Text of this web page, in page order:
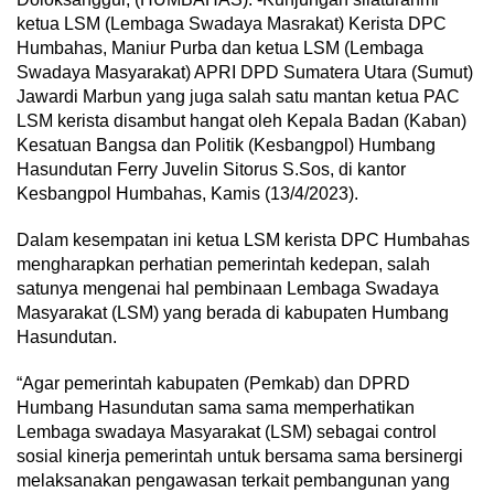
ketua LSM (Lembaga Swadaya Masrakat) Kerista DPC
Humbahas, Maniur Purba dan ketua LSM (Lembaga
Swadaya Masyarakat) APRI DPD Sumatera Utara (Sumut)
Jawardi Marbun yang juga salah satu mantan ketua PAC
LSM kerista disambut hangat oleh Kepala Badan (Kaban)
Kesatuan Bangsa dan Politik (Kesbangpol) Humbang
Hasundutan Ferry Juvelin Sitorus S.Sos, di kantor
Kesbangpol Humbahas, Kamis (13/4/2023).
Dalam kesempatan ini ketua LSM kerista DPC Humbahas
mengharapkan perhatian pemerintah kedepan, salah
satunya mengenai hal pembinaan Lembaga Swadaya
Masyarakat (LSM) yang berada di kabupaten Humbang
Hasundutan.
“Agar pemerintah kabupaten (Pemkab) dan DPRD
Humbang Hasundutan sama sama memperhatikan
Lembaga swadaya Masyarakat (LSM) sebagai control
sosial kinerja pemerintah untuk bersama sama bersinergi
melaksanakan pengawasan terkait pembangunan yang